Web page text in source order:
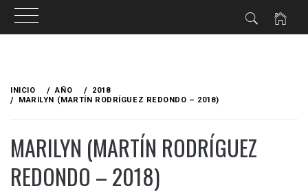
contenido
INICIO AÑO
2018
MARILYN (MARTÍN RODRÍGUEZ REDONDO – 2018)
MARILYN (MARTÍN RODRÍGUEZ
REDONDO – 2018)